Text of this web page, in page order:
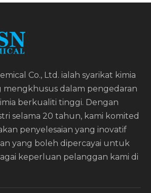
Co., Ltd. ialah syarikat kimia
mengkhusus dalam pengedaran
berkualiti tinggi. Dengan
selama 20 tahun, kami komited
penyelesaian yang inovatif
yang boleh dipercayai untuk
keperluan pelanggan kami di